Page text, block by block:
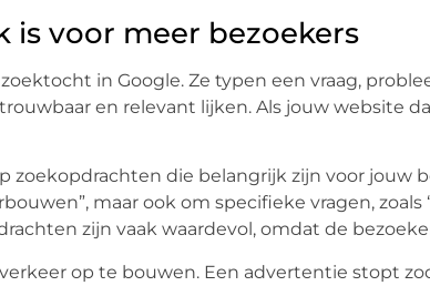
is voor meer bezoekers
in Google. Ze typen een vraag,
en relevant lijken. Als jouw website
zoekopdrachten die belangrijk zijn voor jouw
maar ook om specifieke vragen,
zijn vaak waardevol, omdat de
op te bouwen. Een advertentie stopt